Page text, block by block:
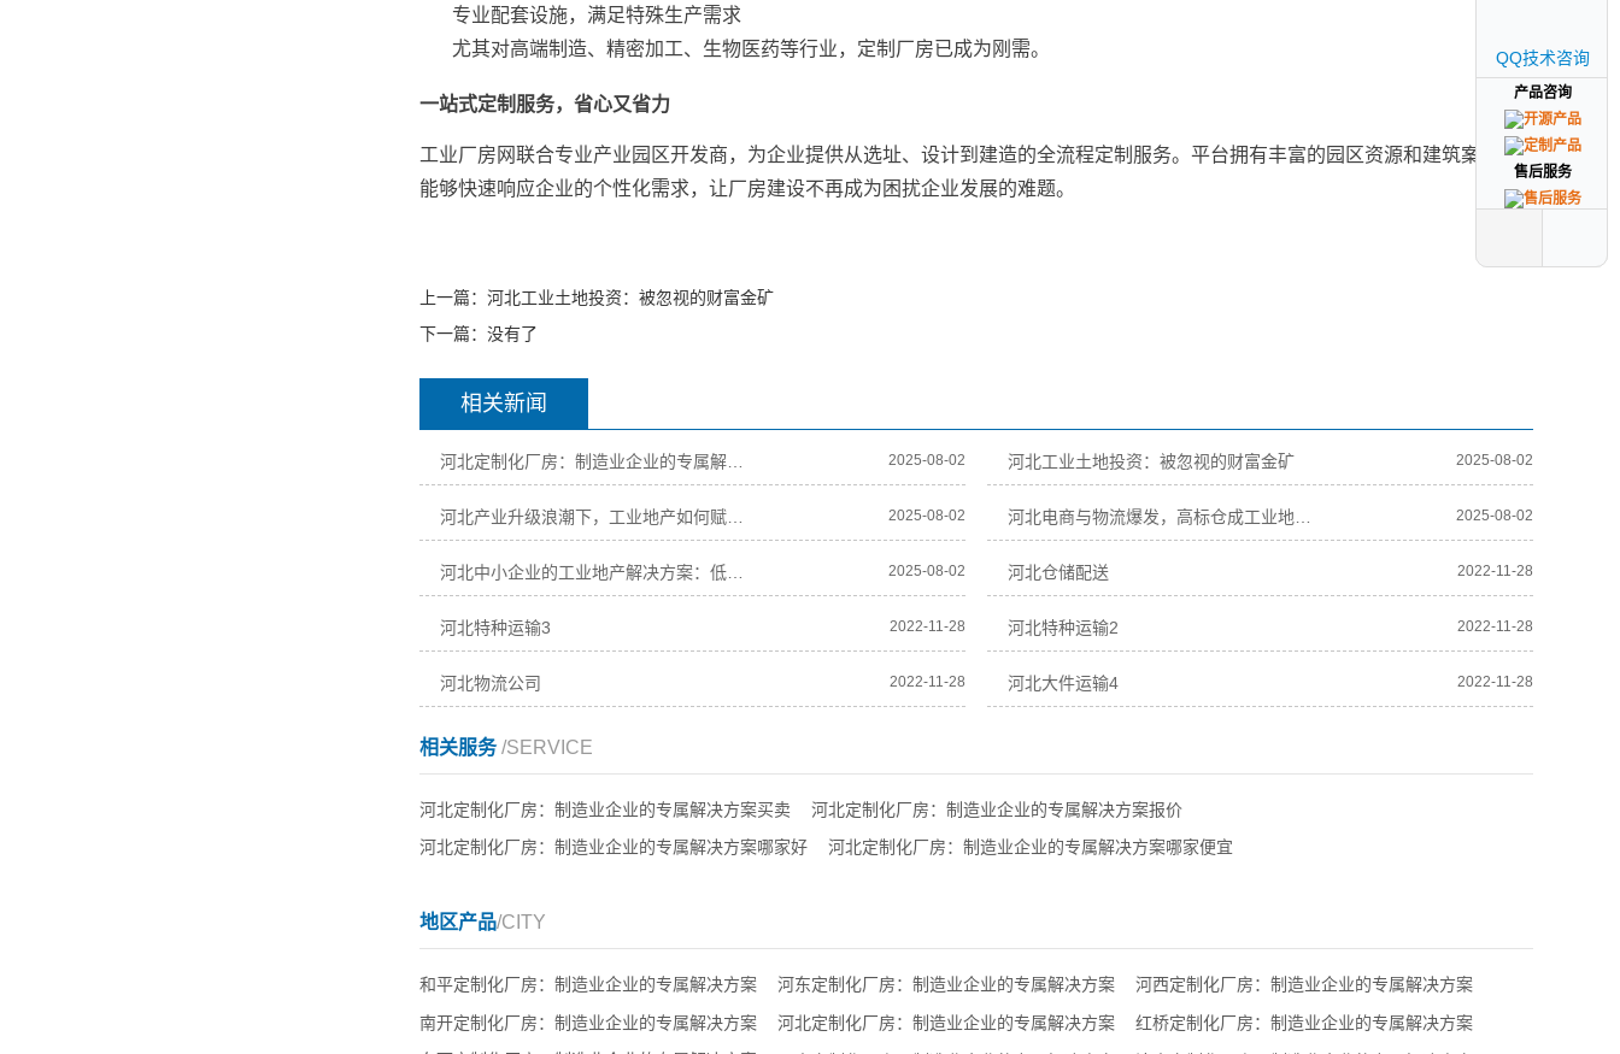
专业配套设施，满足特殊生产需求
尤其对高端制造、精密加工、生物医药等行业，定制厂房已成为刚需。
一站式定制服务，省心又省力
工业厂房网联合专业产业园区开发商，为企业提供从选址、设计到建造的全流程定制服务。平台拥有丰富的园区资源和建筑案例，
能够快速响应企业的个性化需求，让厂房建设不再成为困扰企业发展的难题。
上一篇： 河北工业土地投资：被忽视的财富金矿
下一篇：没有了
相关新闻
2025-08-02 河北工业土地投资：被忽视的财富金矿 2025-08-02
2025-08-02 2025-08-02
2025-08-02 河北仓储配送 2022-11-28
河北特种运输3 2022-11-28 河北特种运输2 2022-11-28
河北物流公司 2022-11-28 河北大件运输4 2022-11-28
相关服务/SERVICE
河北定制化厂房：制造业企业的专属解决方案买卖
河北定制化厂房：制造业企业的专属解决方案报价
河北定制化厂房：制造业企业的专属解决方案哪家好
河北定制化厂房：制造业企业的专属解决方案哪家便宜
地区产品/CITY
和平定制化厂房：制造业企业的专属解决方案 河东定制化厂房：制造业企业的专属解决方案
河西定制化厂房：制造业企业的专属解决方案
南开定制化厂房：制造业企业的专属解决方案
河北定制化厂房：制造业企业的专属解决方案
红桥定制化厂房：制造业企业的专属解决方案
QQ技术咨询
产品咨询
售后服务
QQ技术咨询
产品咨询
售后服务